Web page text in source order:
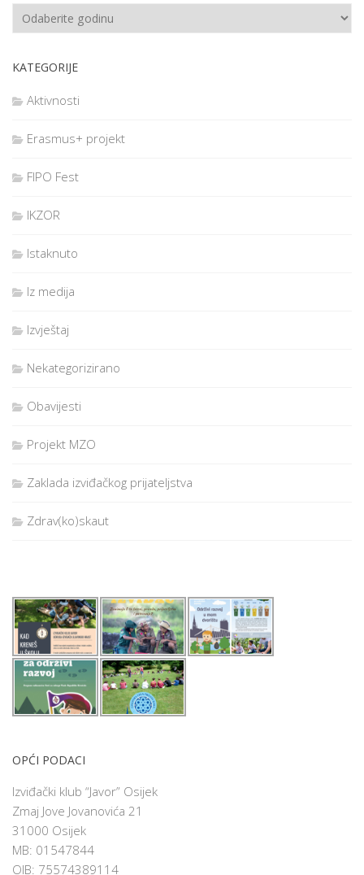
KATEGORIJE
Aktivnosti
Erasmus+ projekt
FIPO Fest
IKZOR
Istaknuto
Iz medija
Izvještaj
Nekategorizirano
Obavijesti
Projekt MZO
Zaklada izviđačkog prijateljstva
Zdrav(ko)skaut
OPĆI PODACI
Izviđački klub “Javor” Osijek
Zmaj Jove Jovanovića 21
31000 Osijek
MB: 01547844
OIB: 75574389114